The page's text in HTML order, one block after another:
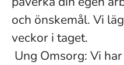
och önskemål. Vi
veckor i taget.
Ung Omsorg: Vi